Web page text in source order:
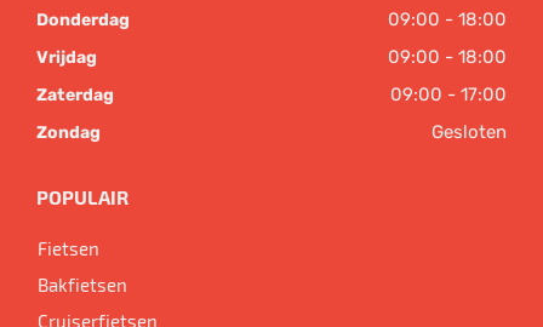
Donderdag 09:00 - 18:00
Vrijdag 09:00 - 18:00
Zaterdag 09:00 - 17:00
Zondag Gesloten
POPULAIR
Fietsen
Bakfietsen
Cruiserfietsen